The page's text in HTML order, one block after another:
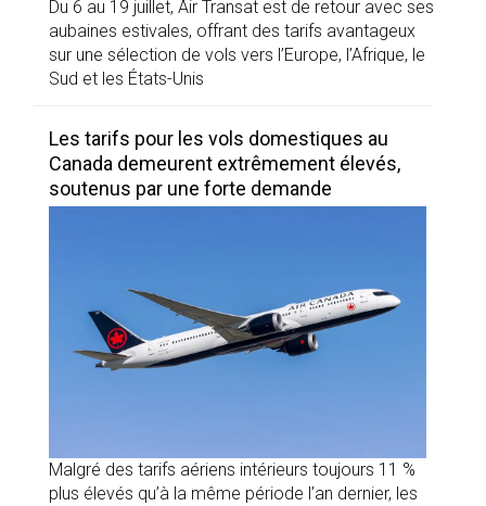
Du 6 au 19 juillet, Air Transat est de retour avec ses
aubaines estivales, offrant des tarifs avantageux
sur une sélection de vols vers l’Europe, l’Afrique, le
Sud et les États-Unis
Les tarifs pour les vols domestiques au
Canada demeurent extrêmement élevés,
soutenus par une forte demande
Malgré des tarifs aériens intérieurs toujours 11 %
plus élevés qu’à la même période l’an dernier, les